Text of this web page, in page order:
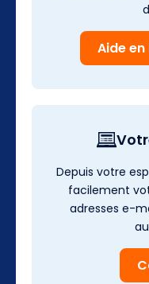
Aide en
Depuis votre
facilement
adresses e-